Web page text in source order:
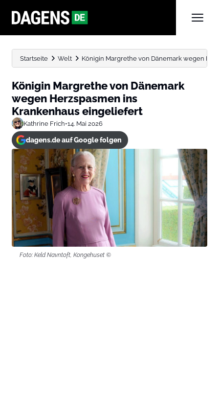
Startseite Welt Königin Margrethe von Dänemark wegen
Königin Margrethe von Dänemark
wegen Herzspasmen ins
Krankenhaus eingeliefert
Kathrine Frich•14. Mai 2026
dagens.de auf Google folgen
Foto: Keld Navntoft, Kongehuset ©